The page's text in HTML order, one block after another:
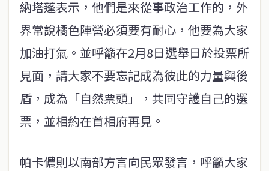
納塔蓬表示，他們是來從事政治工作的，外
界常說橘色陣營必須要有耐心，他要為大家
加油打氣。並呼籲在2月8日選舉日於投票所
見面，請大家不要忘記成為彼此的力量與後
盾，成為「自然票頭」，共同守護自己的選
票，並相約在首相府再見。
帕卡儂則以南部方言向民眾發言，呼籲大家